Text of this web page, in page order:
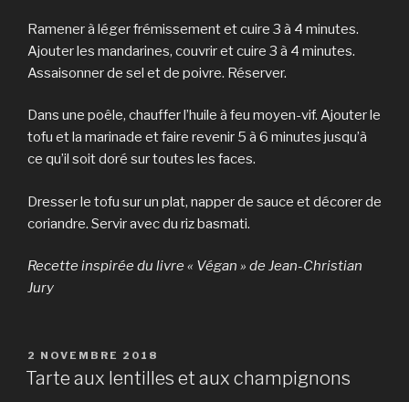
Ramener à léger frémissement et cuire 3 à 4 minutes.
Ajouter les mandarines, couvrir et cuire 3 à 4 minutes.
Assaisonner de sel et de poivre. Réserver.
Dans une poêle, chauffer l’huile à feu moyen-vif. Ajouter le
tofu et la marinade et faire revenir 5 à 6 minutes jusqu’à
ce qu’il soit doré sur toutes les faces.
Dresser le tofu sur un plat, napper de sauce et décorer de
coriandre. Servir avec du riz basmati.
Recette inspirée du livre « Végan » de Jean-Christian
Jury
PUBLIÉ
LE
2 NOVEMBRE 2018
Tarte aux lentilles et aux champignons